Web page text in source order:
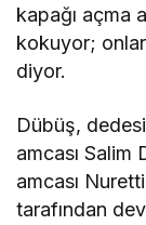
kapağı açma
kokuyor;
diyor.
Dübüş,
amcası Salim
amcası
tarafından